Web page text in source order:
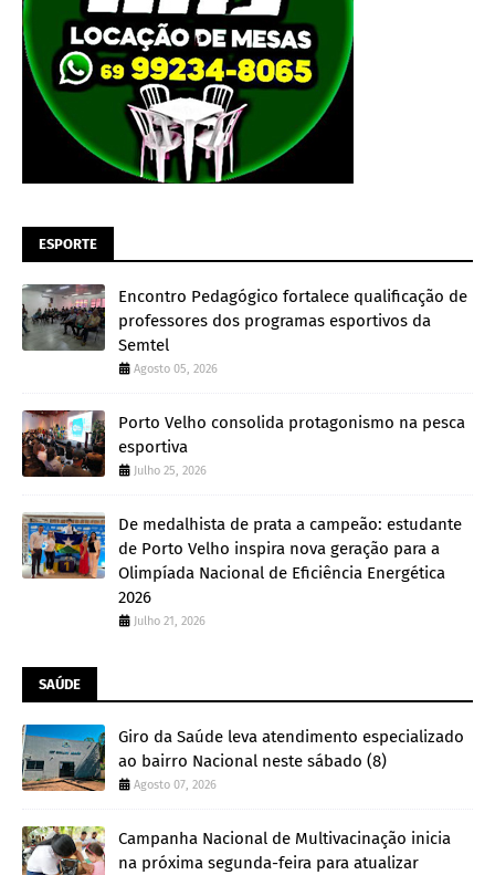
ESPORTE
Encontro Pedagógico fortalece qualificação de
professores dos programas esportivos da
Semtel
Agosto 05, 2026
Porto Velho consolida protagonismo na pesca
esportiva
Julho 25, 2026
De medalhista de prata a campeão: estudante
de Porto Velho inspira nova geração para a
Olimpíada Nacional de Eficiência Energética
2026
Julho 21, 2026
SAÚDE
Giro da Saúde leva atendimento especializado
ao bairro Nacional neste sábado (8)
Agosto 07, 2026
Campanha Nacional de Multivacinação inicia
na próxima segunda-feira para atualizar